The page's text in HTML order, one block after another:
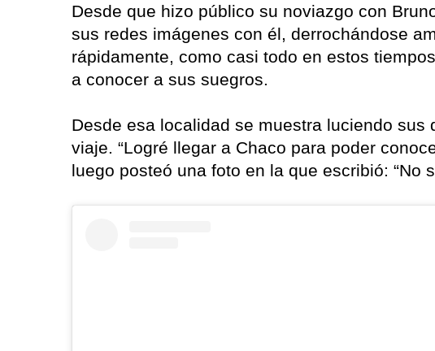
Desde que hizo público su noviazgo con
sus redes imágenes con él, derrochándose
rápidamente, como casi todo en estos
a conocer a sus suegros.
Desde esa localidad se muestra luciendo
viaje. “Logré llegar a Chaco para poder
luego posteó una foto en la que escribió: “No